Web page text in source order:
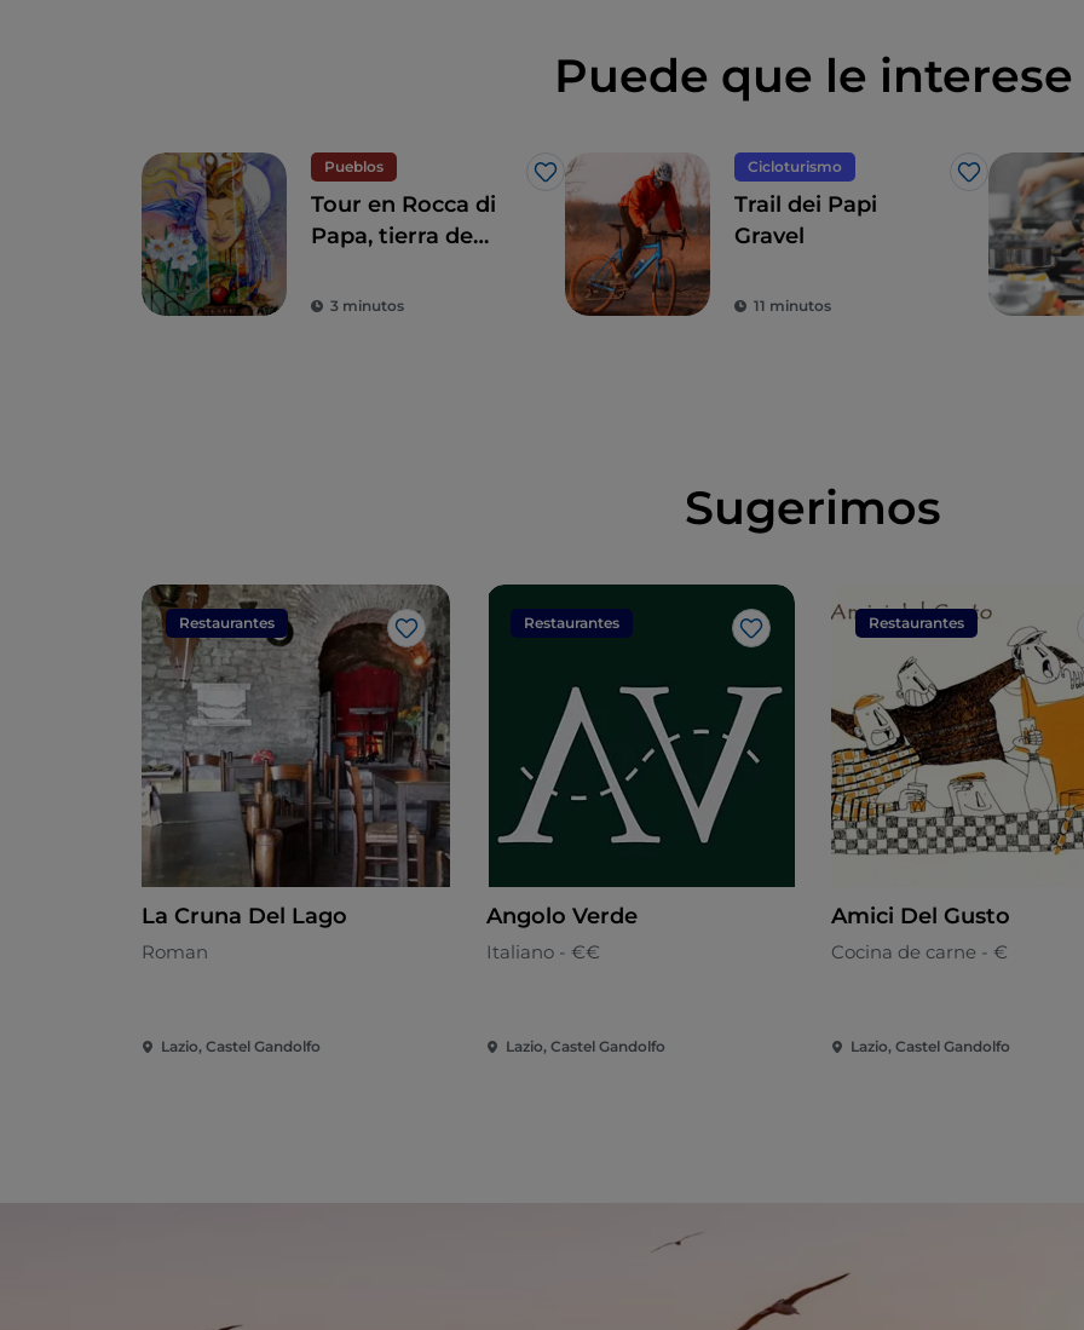
Puede que le interese
Pueblos
Me gusta
Tour en Rocca di
Papa, tierra de
y leyendas
3 minutos
Cicloturismo
Me gusta
Trail dei Papi
Gravel
11 minutos
Sugerimos
Restaurantes
Me gusta
La Cruna Del Lago
Roman
Lazio, Castel Gandolfo
Restaurantes
Me gusta
Angolo Verde
Italiano - €€
Lazio, Castel Gandolfo
Restaurantes
Amici Del Gusto
Cocina de carne - €
Lazio, Castel Gandolfo